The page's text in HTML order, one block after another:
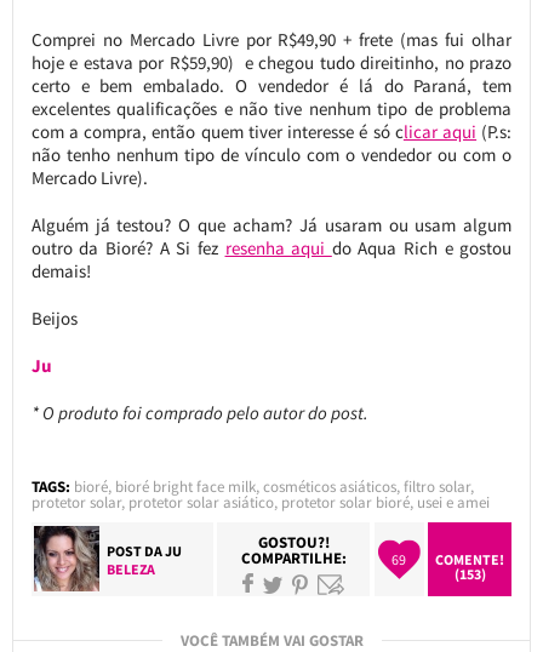
Comprei no Mercado Livre por R$49,90 + frete (mas fui olhar
hoje e estava por R$59,90) e chegou tudo direitinho, no prazo
certo e bem embalado. O vendedor é lá do Paraná, tem
excelentes qualificações e não tive nenhum tipo de problema
com a compra, então quem tiver interesse é só clicar aqui (P.s:
não tenho nenhum tipo de vínculo com o vendedor ou com o
Mercado Livre).
Alguém já testou? O que acham? Já usaram ou usam algum
outro da Bioré? A Si fez resenha aqui do Aqua Rich e gostou
demais!
Beijos
Ju
* O produto foi comprado pelo autor do post.
TAGS: bioré, bioré bright face milk,cosméticos asiáticos,filtro solar,
protetor solar, protetor solar asiático, protetor solar bioré, usei e amei
POST DAJU
BELEZA
GOSTOU?!
COMPARTILHE: 69
COMENTE!
(153)
VOCÊ TAMBÉM VAI GOSTAR